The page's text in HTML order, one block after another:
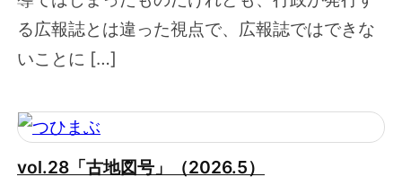
る広報誌とは違った視点で、広報誌ではできな
いことに […]
vol.28「古地図号」（2026.5）